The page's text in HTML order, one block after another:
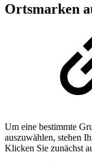
Ortsmarken
Um eine bestimmte
auszuwählen, stehen
Klicken Sie zunächst